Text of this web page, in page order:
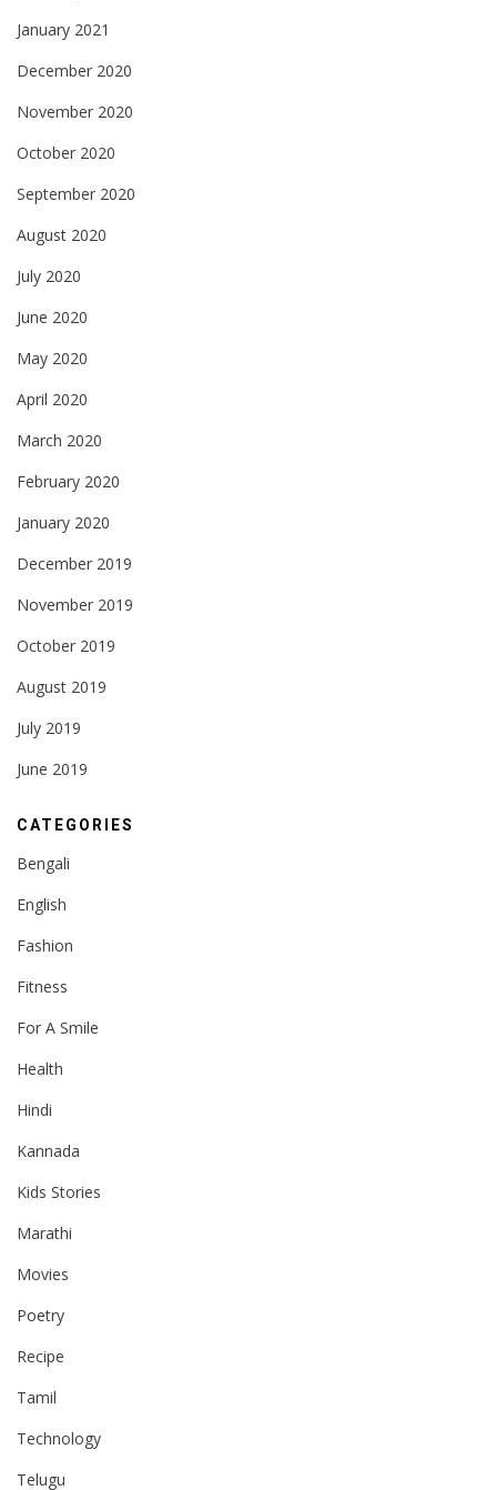
January 2021
December 2020
November 2020
October 2020
September 2020
August 2020
July 2020
June 2020
May 2020
April 2020
March 2020
February 2020
January 2020
December 2019
November 2019
October 2019
August 2019
July 2019
June 2019
CATEGORIES
Bengali
English
Fashion
Fitness
For A Smile
Health
Hindi
Kannada
Kids Stories
Marathi
Movies
Poetry
Recipe
Tamil
Technology
Telugu